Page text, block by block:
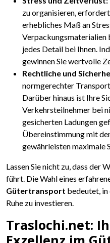
zu organisieren,
erhebliches Maß an
Verpackungsmaterialien
jedes Detail bei Ihnen.
gewinnen Sie wertvolle
Rechtliche und
normgerechter
Darüber hinaus ist Ihre
Verkehrsteilnehmer bei
gesicherten Ladungen
Übereinstimmung mit
gewährleisten maximale
Lassen Sie nicht zu, dass der
führt. Die Wahl eines
Gütertransport bedeutet, in
Ruhe zu investieren.
Traslochi.net: